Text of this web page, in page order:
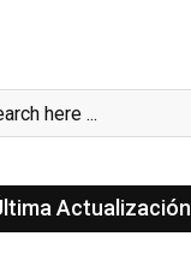
Actualización